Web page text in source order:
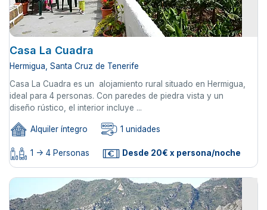
Casa La Cuadra
Hermigua, Santa Cruz de Tenerife
Casa La Cuadra es un alojamiento rural situado en Hermigua,
ideal para 4 personas. Con paredes de piedra vista y un
diseño rústico, el interior incluye ...
Alquiler íntegro 1 unidades
1 -> 4 Personas Desde 20€ x persona/noche